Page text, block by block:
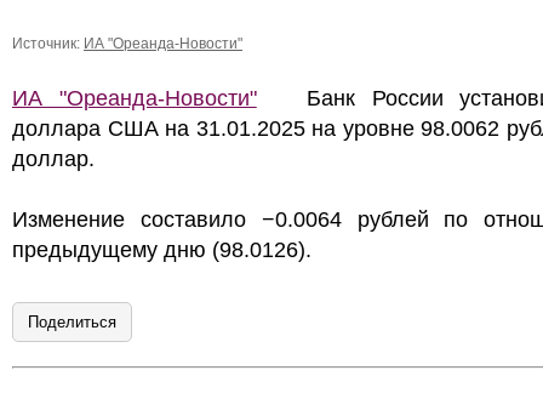
Источник: ИА "Ореанда-Новости"
ИА "Ореанда-Новости"Банк России
доллара США на 31.01.2025 на уровне 98.0062
доллар.
Изменение составило −0.0064 рублей по
предыдущему дню (98.0126).
Поделиться